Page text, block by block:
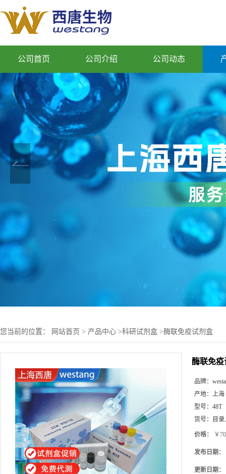
公司首页 公司介绍 公司动态
您当前的位置： 网站首页 > 产品中心 >科研试剂盒 >酶联免疫试剂盒
酶联免
品牌：
产地： 上海
型号： 48T
货号：
目
价格： ￥
发布日期：
更新日期：